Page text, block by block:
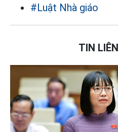
#Luật Nhà giáo
TIN